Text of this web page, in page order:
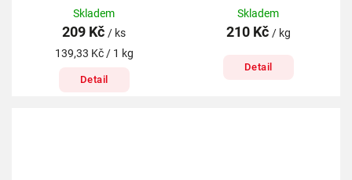
Skladem
209 Kč / ks
139,33 Kč / 1 kg
Detail
Skladem
210 Kč / kg
Detail